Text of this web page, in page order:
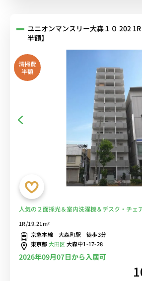
ユニオンマンスリー大森１０ 202
半額】
清掃費
半額
人気の２面採光＆室内洗濯機＆デスク・チ
1R/19.21m²
京急本線 大森町駅 徒歩3分
東京都大田区大森中1-17-28
2026年09月07日から入居可